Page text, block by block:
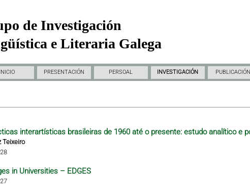
de Investigación
e Literaria Galega
INICIO PRESENTACIÓN PERSOAL INVESTIGACIÓN
interartísticas brasileiras de 1960 até o presente: estudo analítico e
Teixeiro
in Universities – EDGES